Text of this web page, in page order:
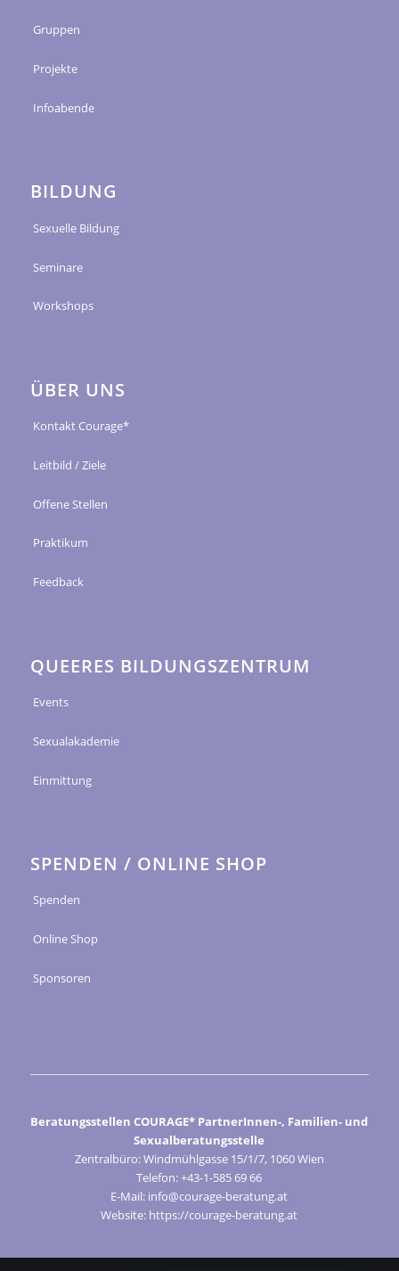
Gruppen
Projekte
Infoabende
BILDUNG
Sexuelle Bildung
Seminare
Workshops
ÜBER UNS
Kontakt Courage*
Leitbild / Ziele
Offene Stellen
Praktikum
Feedback
QUEERES BILDUNGSZENTRUM
Events
Sexualakademie
Einmittung
SPENDEN / ONLINE SHOP
Spenden
Online Shop
Sponsoren
Beratungsstellen COURAGE* PartnerInnen-, Familien- und
Sexualberatungsstelle
Zentralbüro: Windmühlgasse 15/1/7, 1060 Wien
Telefon: +43-1-585 69 66
E-Mail: info@courage-beratung.at
Website: https://courage-beratung.at